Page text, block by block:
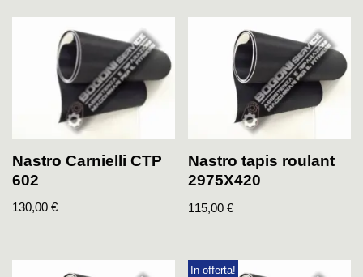
Nastro Carnielli CTP
602
130,00 €
Nastro tapis roulant
2975X420
115,00€
In offerta!